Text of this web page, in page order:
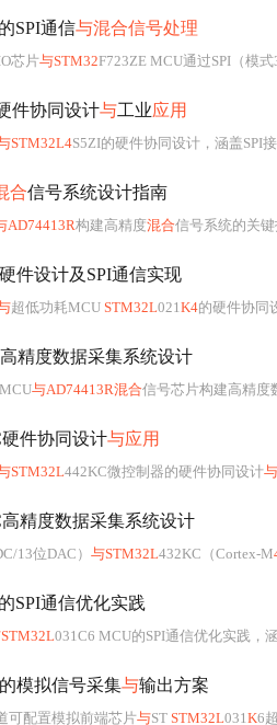
SPI通信与混合信号处理
芯片与STM32F723ZE MCU通过SPI（模
件协同设计与工业应用
STM32L4S5ZI的硬件协同设计，涵盖SPI接口配置、ADC/
合信号系统设计指南
AD74413R构建高精度混合信号系统的关键技术：涵盖SPI硬
硬件设计及SPI通信实现
超低功耗MCU STM32L021K4的硬件协同
高精度数据采集系统设计
与AD74413R混合信号芯片构建高精度数据采集系
件协同设计与应用
STM32L442KC微控制器的硬件协同设计与
精度数据采集系统设计
13位DAC） 与STM32L432KC（Cortex-M
的SPI通信优化实践
031C6 MCU的SPI通信优化实践，
模拟信号采集与输出方案
可配置模拟前端芯片与ST STM32L031K6